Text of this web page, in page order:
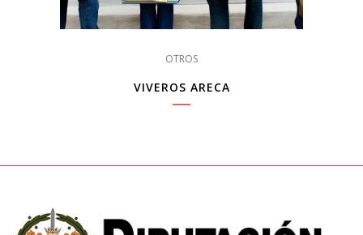
OTROS
VIVEROS ARECA